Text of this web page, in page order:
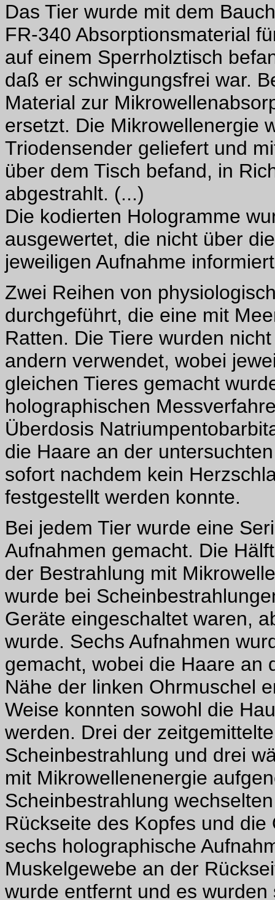
Das Tier wurde mit dem
FR-340 Absorptionsmaterial
auf einem Sperrholztisch
daß er schwingungsfrei war.
Material zur
ersetzt. Die Mikrowellenergie
Triodensender geliefert und
über dem Tisch befand, in
abgestrahlt. (...)
Die kodierten Hologramme
ausgewertet, die nicht über
jeweiligen Aufnahme
Zwei Reihen von
durchgeführt, die eine mit
Ratten. Die Tiere wurden
andern verwendet, wobei
gleichen Tieres gemacht
holographischen
Überdosis
die Haare an der
sofort nachdem kein
festgestellt werden konnte.
Bei jedem Tier wurde eine
Aufnahmen gemacht. Die
der Bestrahlung mit
wurde bei
Geräte eingeschaltet waren,
wurde. Sechs Aufnahmen
gemacht, wobei die Haare an
Nähe der linken Ohrmuschel
Weise konnten sowohl die
werden. Drei der
Scheinbestrahlung und drei
mit Mikrowellenenergie
Scheinbestrahlung
Rückseite des Kopfes und
sechs holographische
Muskelgewebe an der
wurde entfernt und es